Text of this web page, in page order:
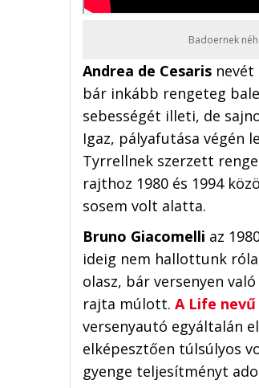
Badoernek
Andrea de Cesaris nevét
bár inkább rengeteg
sebességét illeti, de
Igaz, pályafutása végén
Tyrrellnek szerzett
rajthoz 1980 és 1994
sosem volt alatta.
Bruno Giacomelli az
ideig nem hallottunk
olasz, bár versenyen
rajta múlott. A Life
versenyautó egyáltalán
elképesztően túlsúlyos
gyenge teljesítményt